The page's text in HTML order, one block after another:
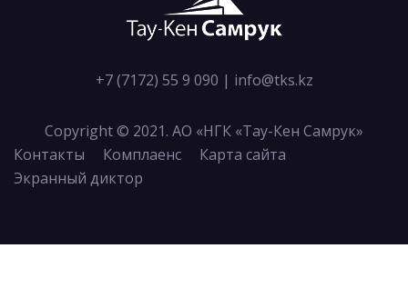
+7 (7172) 55 9 090 | info@tks.kz
Copyright © 2021. АО «НГК «Тау-Кен Самрук»
Контакты
Комплаенс
Карта сайта
Экранный диктор